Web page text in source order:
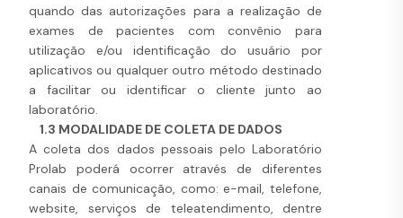
quando das autorizações para a realização de
exames de pacientes com convênio para
utilização e/ou identificação do usuário por
aplicativos ou qualquer outro método destinado
a facilitar ou identificar o cliente junto ao
laboratório.
1.3 MODALIDADE DE COLETA DE DADOS
A coleta dos dados pessoais pelo Laboratório
Prolab poderá ocorrer através de diferentes
canais de comunicação, como: e-mail, telefone,
website, serviços de teleatendimento, dentre